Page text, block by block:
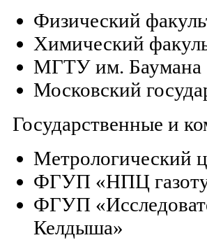
Физический
Химический
МГТУ им. Баумана
Московский
Государственные и
Метрологический
ФГУП «НПЦ
ФГУП
Келдыша»